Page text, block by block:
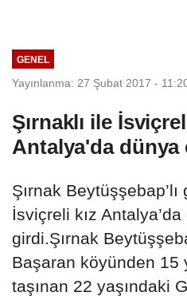
GENEL
Yayınlanma: 27 Şubat 2017 -
Şırnaklı ile
Antalya'da dünya
Şırnak
İsviçreli kız
girdi.Şırnak
Başaran köyünden 15
taşınan 22 yaşındaki